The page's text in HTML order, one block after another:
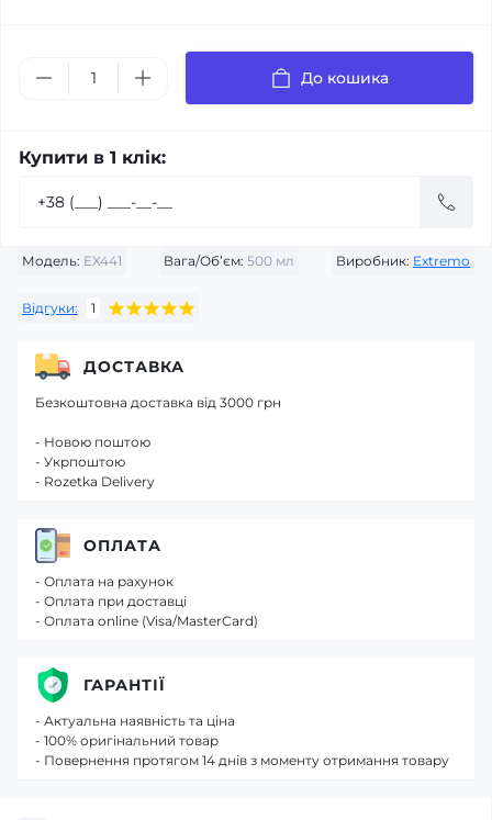
Модель: EX441 Вага/Об’єм: 500 мл Виробник: Extremo
Відгуки: 1
До кошика
Купити в 1 клік:
ДОСТАВКА
Безкоштовна доставка від 3000 грн
- Новою поштою
- Укрпоштою
- Rozetka Delivery
ОПЛАТА
- Оплата на рахунок
- Оплата при доставці
- Оплата online (Visa/MasterCard)
ГАРАНТІЇ
- Актуальна наявність та ціна
- 100% оригінальний товар
- Повернення протягом 14 днів з моменту отримання товару